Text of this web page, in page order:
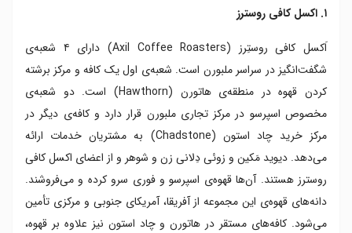
۱. اکسل کافی روسترز
اَکسل کافی روستِرز (Axil Coffee Roasters) دارای ۴ شعبه‌ی
شگفت‌انگیز در سراسر ملبورن است. شعبه‌ی اول یک کافه و مرکز برشته
کردن قهوه‌ در منطقه‌ی هاتورن (Hawthorn) است. دو شعبه‌ی
مخصوص اسپرسو در مرکز تجاری ملبورن قرار دارد و کافه‌ی دیگر در
مرکز خرید چاد استون (Chadstone) به مشتریان خدمات ارائه
می‌دهد. دیوید مَکین و زوئی دِلانی زن و شوهر و از اعضای اکسل کافی
روسترز هستند. آن‌ها قهوه‌ی اسپرسو و فوری سرو کرده و می‌فروشند.
دانه‌های قهوه‌ی این مجموعه از آفریقا، آمریکای جنوبی و مرکزی تأمین
می‌شود. کافه‌های مستقر در هاتورن و چاد استون نیز علاوه بر قهوه،